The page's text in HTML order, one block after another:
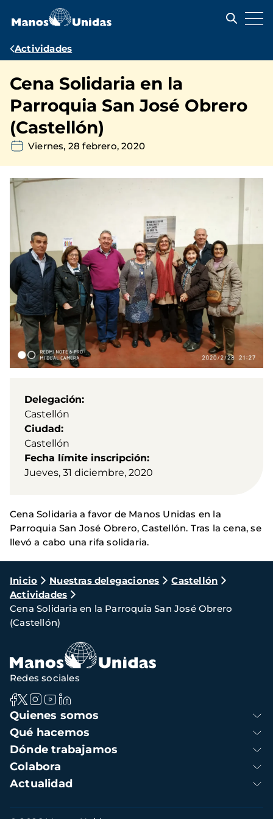
contenido
Ruta
navegación
Actividades
Cena Solidaria en la
Parroquia San José Obrero
(Castellón)
Viernes, 28 febrero, 2020
Delegación
Castellón
Ciudad
Castellón
Fecha límite inscripción
Jueves, 31 diciembre, 2020
Cena Solidaria a favor de Manos Unidas en la
Parroquia San José Obrero, Castellón. Tras la cena, se
llevó a cabo una rifa solidaria.
Ruta
de
navegación
Inicio Nuestras delegaciones
Castellón
Actividades
Cena Solidaria en la Parroquia San José Obrero
(Castellón)
Navegación
principal
Quienes somos
Qué hacemos
Dónde trabajamos
Colabora
Actualidad
Redes sociales